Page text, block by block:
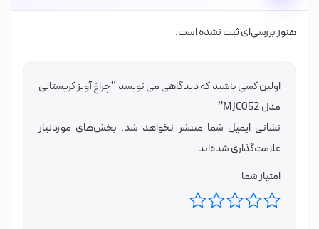
هنوز بررسی‌ای ثبت نشده است.
اولین کسی باشید که دیدگاهی می نویسد “چراغ آویز کریستالی
مدل MJC052”
نشانی ایمیل شما منتشر نخواهد شد. بخش‌های موردنیاز
علامت‌گذاری شده‌اند
امتیاز شما